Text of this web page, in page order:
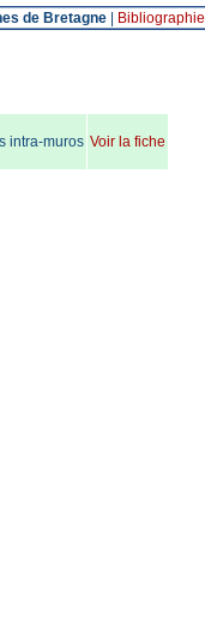
de Bretagne| Bibliographie
intra-muros Voir la fiche